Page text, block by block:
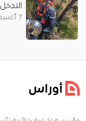
التدخل
7 أغسطس 2026